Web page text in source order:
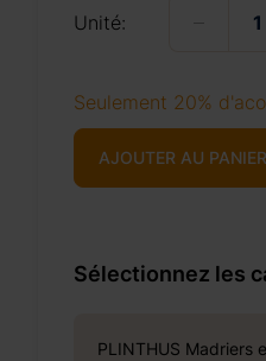
Unité:
Seulement 20%
AJOUTER AU PANIER
Sélectionnez les
PLINTHUS Madriers